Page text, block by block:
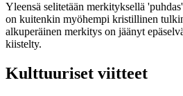
Yleensä selitetään merkityksellä
on kuitenkin myöhempi kristillinen
alkuperäinen merkitys on jäänyt
kiistelty.
Kulttuuriset viitteet